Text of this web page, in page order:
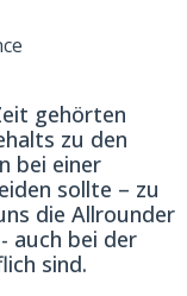
gehörten
zu den
bei einer
sollte – zu
die Allrounder
auch bei der
sind.